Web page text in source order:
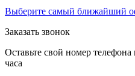
Выберите самый ближайший
Заказать звонок
Оставьте свой номер
часа